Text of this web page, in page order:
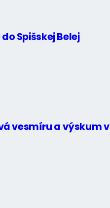
do Spišskej Belej
vesmíru a výskum v